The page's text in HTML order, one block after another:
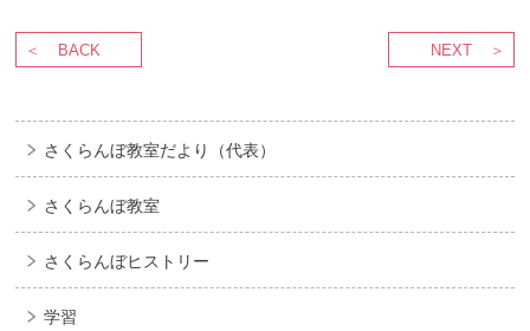
BACK NEXT
さくらんぼ教室だより（代表）
さくらんぼ教室
さくらんぼヒストリー
学習